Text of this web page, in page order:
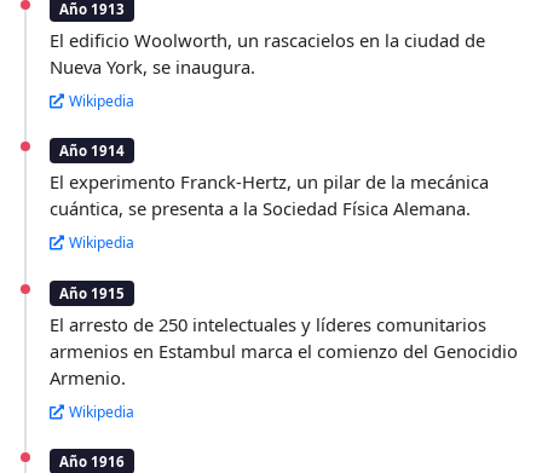
Año 1913
El edificio Woolworth, un rascacielos en la ciudad de
Nueva York, se inaugura.
Wikipedia
Año 1914
El experimento Franck-Hertz, un pilar de la mecánica
cuántica, se presenta a la Sociedad Física Alemana.
Wikipedia
Año 1915
El arresto de 250 intelectuales y líderes comunitarios
armenios en Estambul marca el comienzo del Genocidio
Armenio.
Wikipedia
Año 1916